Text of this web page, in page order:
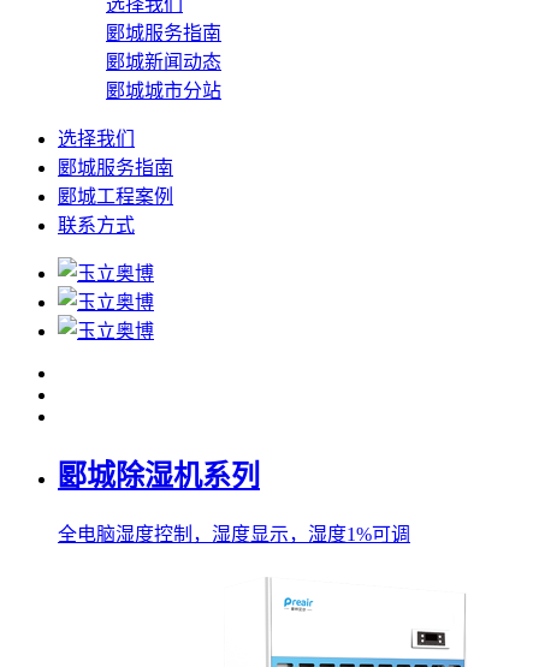
选择我们
郾城服务指南
郾城新闻动态
郾城城市分站
选择我们
郾城服务指南
郾城工程案例
联系方式
郾城除湿机系列
全电脑湿度控制，湿度显示，湿度1%可调